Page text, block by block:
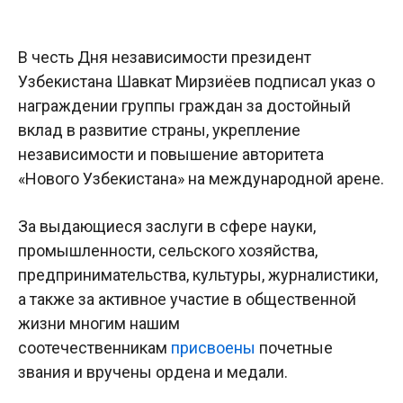
В честь Дня независимости президент
Узбекистана Шавкат Мирзиёев подписал указ о
награждении группы граждан за достойный
вклад в развитие страны, укрепление
независимости и повышение авторитета
«Нового Узбекистана» на международной арене.
За выдающиеся заслуги в сфере науки,
промышленности, сельского хозяйства,
предпринимательства, культуры, журналистики,
а также за активное участие в общественной
жизни многим нашим
соотечественникам присвоены почетные
звания и вручены ордена и медали.